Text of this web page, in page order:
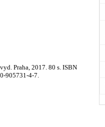
Praha, 2017. 80 s. ISBN
905731-4-7.